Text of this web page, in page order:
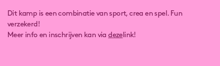
Dit kamp is een combinatie van sport, crea en spel. Fun
verzekerd!
Meer info en inschrijven kan viadezelink!